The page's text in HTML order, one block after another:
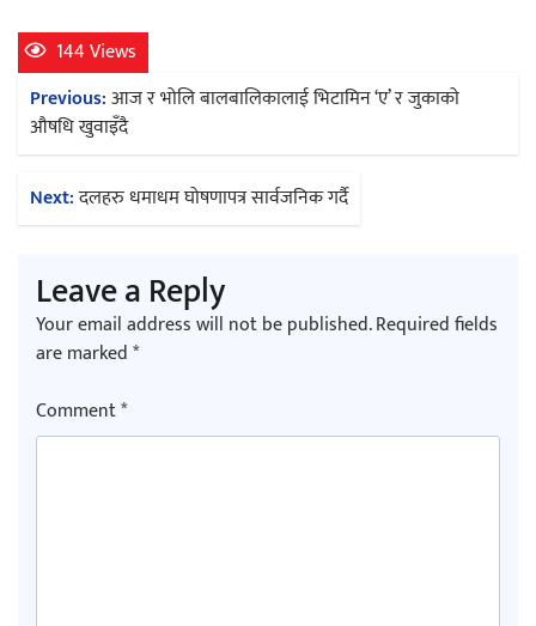
144 Views
Post
navigation
Previous:आज र भोलि बालबालिकालाई भिटामिन ‘ए’ र जुकाको
औषधि खुवाइँदै
Next:दलहरु धमाधम घोषणापत्र सार्वजनिक गर्दै
Leave a Reply
Your email address will not be published.Required fields
are marked*
Comment*